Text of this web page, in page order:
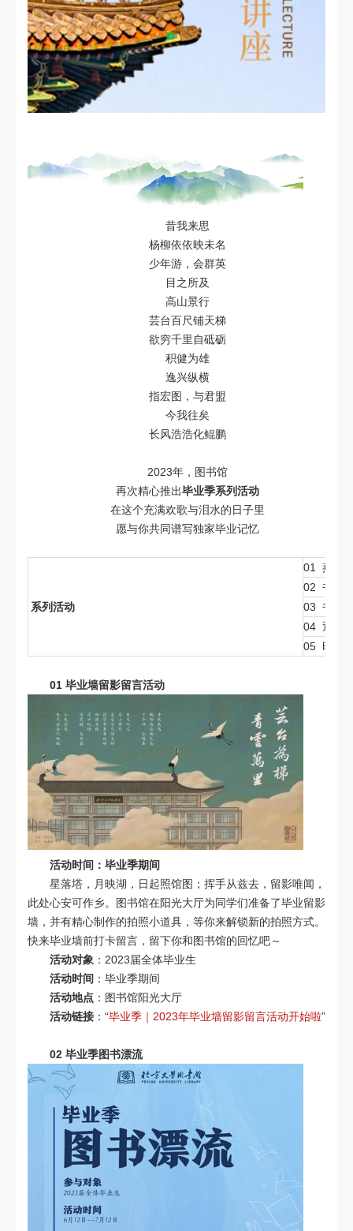
昔我来思
杨柳依依映未名
少年游，会群英
目之所及
高山景行
芸台百尺铺天梯
欲穷千里自砥砺
积健为雄
逸兴纵横
指宏图，与君盟
今我往矣
长风浩浩化鲲鹏
2023年，图书馆
再次精心推出毕业季系列活动
在这个充满欢歌与泪水的日子里
愿与你共同谱写独家毕业记忆
系列活动
01 燕缘
02 书香
03 书山
04 逐梦
05 时光
01 毕业墙留影留言活动
活动时间：毕业季期间
星落塔，月映湖，日起照馆图；挥手从兹去，留影唯闻，
此处心安可作乡。图书馆在阳光大厅为同学们准备了毕业留影
墙，并有精心制作的拍照小道具，等你来解锁新的拍照方式。
快来毕业墙前打卡留言，留下你和图书馆的回忆吧～
活动对象 ：2023届全体毕业生
活动时间 ：毕业季期间
活动地点 ：图书馆阳光大厅
活动链接 ：“毕业季｜2023年毕业墙留影留言活动开始啦”
02 毕业季图书漂流